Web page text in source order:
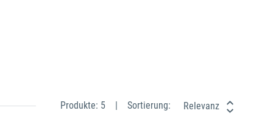
Produkte: 5 Sortierung: Relevanz